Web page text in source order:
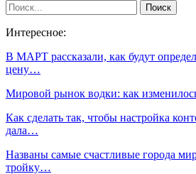
Интересное:
В МАРТ рассказали, как будут
цену…
Мировой рынок водки: как
Как сделать так, чтобы настройка
дала…
Названы самые счастливые города
тройку…